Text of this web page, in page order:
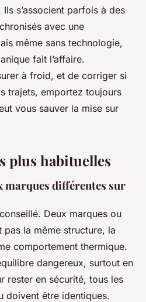
s’associent parfois à des
avec une
même sans technologie,
fait l’affaire.
à froid, et de corriger si
trajets, emportez toujours
vous sauver la mise sur
plus habituelles
marques différentes sur
Deux marques ou
pas la même structure, la
comportement thermique.
dangereux, surtout en
rester en sécurité, tous les
doivent être identiques.